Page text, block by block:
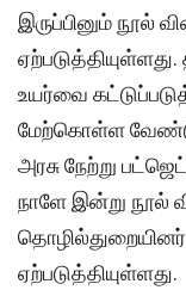
இருப்பினும் நூல்
உயர்வை
மேற்கொள்ள
அரசு நேற்று
நாளே இன்று நூல்
ஏற்படுத்தியுள்ளது.